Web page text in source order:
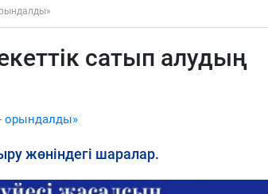
сатып алудың
орындалды»
жөніндегі шаралар.